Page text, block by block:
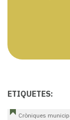
ETIQUETES:
Cròniques